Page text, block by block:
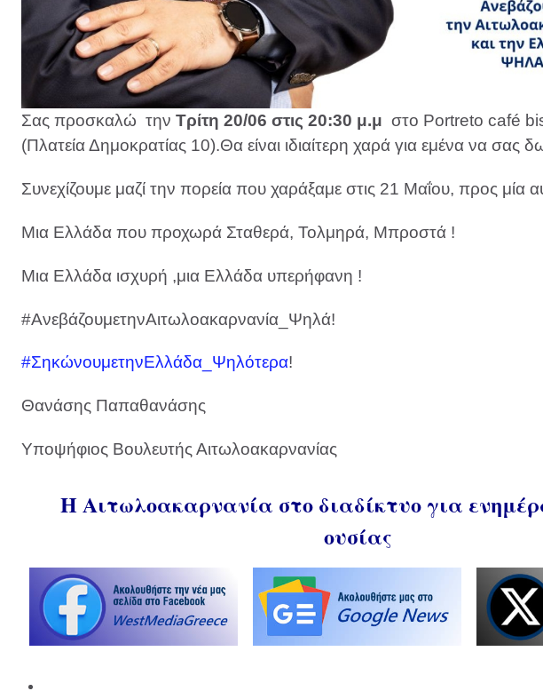
Σας προσκαλώ την Τρίτη 20/06 στις 20:30 μ.μ στο Portreto café
(Πλατεία Δημοκρατίας 10).Θα είναι ιδιαίτερη χαρά για εμένα να σας
Συνεχίζουμε μαζί την πορεία που χαράξαμε στις 21 Μαΐου, προς μία
Μια Ελλάδα που προχωρά Σταθερά, Τολμηρά, Μπροστά !
Μια Ελλάδα ισχυρή ,μια Ελλάδα υπερήφανη !
#ΑνεβάζουμετηνΑιτωλοακαρνανία_Ψηλά!
#ΣηκώνουμετηνΕλλάδα_Ψηλότερα!
Θανάσης Παπαθανάσης
Υποψήφιος Βουλευτής Αιτωλοακαρνανίας
Η Αιτωλοακαρνανία στο διαδίκτυο για
ουσίας